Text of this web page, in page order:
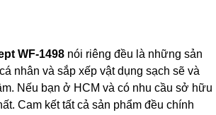
WF-1498 nói riêng đều là những sản
nhân và sắp xếp vật dụng sạch sẽ và
Nếu bạn ở HCM và có nhu cầu sở hữu
Cam kết tất cả sản phẩm đều chính